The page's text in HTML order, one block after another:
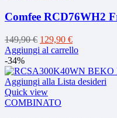
Comfee RCD76WH2
149,90€ Il
prezzo
era:
149,90 €.
129,90 €Il
prezzo
è:
129,90 €.
Aggiungi al carrello
-34%
Aggiungi alla Lista desideri
Quick view
COMBINATO